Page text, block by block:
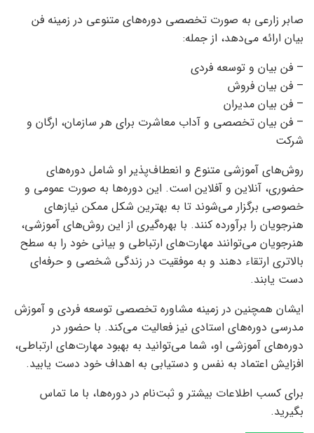
صابر زارعی به صورت تخصصی دوره‌های متنوعی در زمینه فن
بیان ارائه می‌دهد، از جمله:
– فن بیان و توسعه فردی
– فن بیان فروش
– فن بیان مدیران
– فن بیان تخصصی و آداب معاشرت برای هر سازمان، ارگان و
شرکت
روش‌های آموزشی متنوع و انعطاف‌پذیر او شامل دوره‌های
حضوری، آنلاین و آفلاین است. این دوره‌ها به صورت عمومی و
خصوصی برگزار می‌شوند تا به بهترین شکل ممکن نیازهای
هنرجویان را برآورده کنند. با بهره‌گیری از این روش‌های آموزشی،
هنرجویان می‌توانند مهارت‌های ارتباطی و بیانی خود را به سطح
بالاتری ارتقاء دهند و به موفقیت در زندگی شخصی و حرفه‌ای
دست یابند.
ایشان همچنین در زمینه مشاوره تخصصی توسعه فردی و آموزش
مدرسی دوره‌های استادی نیز فعالیت می‌کند. با حضور در
دوره‌های آموزشی او، شما می‌توانید به بهبود مهارت‌های ارتباطی،
افزایش اعتماد به نفس و دستیابی به اهداف خود دست یابید.
برای کسب اطلاعات بیشتر و ثبت‌نام در دوره‌ها، با ما تماس
بگیرید.